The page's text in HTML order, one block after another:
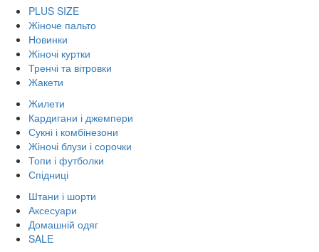
PLUS SIZE
Жіноче пальто
Новинки
Жіночі куртки
Тренчі та вітровки
Жакети
Жилети
Кардигани і джемпери
Сукні і комбінезони
Жіночі блузи і сорочки
Топи і футболки
Спідниці
Штани і шорти
Аксесуари
Домашній одяг
SALE